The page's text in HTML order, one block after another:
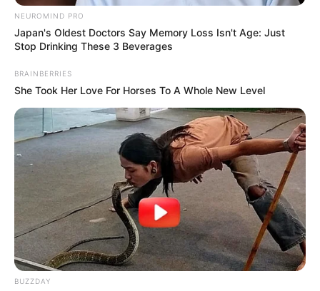
PRONOSTIC QUINTÉ SUPER HANDICAP
RÉOUVERTURE 2026
NEUROMIND PRO
Japan's Oldest Doctors Say Memory Loss Isn't Age: Just
Stop Drinking These 3 Beverages
BRAINBERRIES
She Took Her Love For Horses To A Whole New Level
BUZZDAY